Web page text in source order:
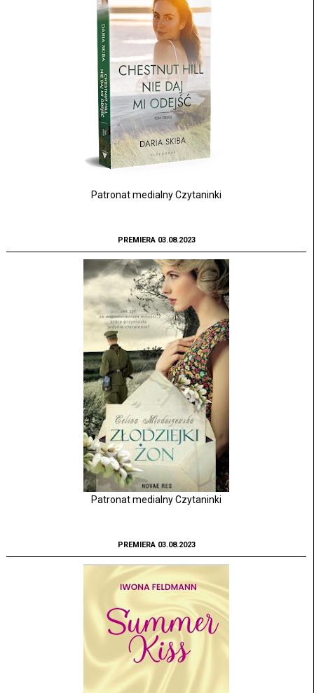
Patronat medialny Czytaninki
PREMIERA 03.08.2023
Patronat medialny Czytaninki
PREMIERA 03.08.2023